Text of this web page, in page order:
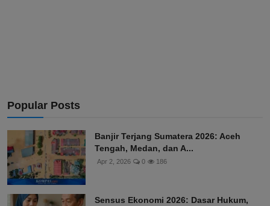
Popular Posts
Banjir Terjang Sumatera 2026: Aceh
Tengah, Medan, dan A...
Apr 2, 2026 0 186
Sensus Ekonomi 2026: Dasar Hukum,